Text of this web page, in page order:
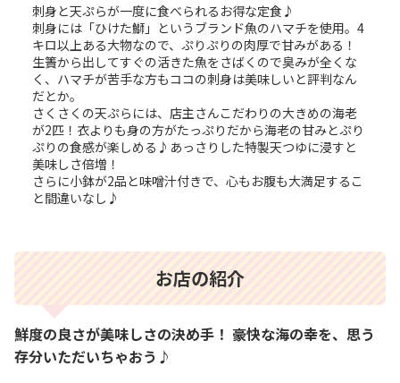
刺身と天ぷらが一度に食べられるお得な定食♪
刺身には「ひけた鰤」というブランド魚のハマチを使用。4
キロ以上ある大物なので、ぷりぷりの肉厚で甘みがある！
生簀から出してすぐの活きた魚をさばくので臭みが全くな
く、ハマチが苦手な方もココの刺身は美味しいと評判なん
だとか。
さくさくの天ぷらには、店主さんこだわりの大きめの海老
が2匹！衣よりも身の方がたっぷりだから海老の甘みとぷり
ぷりの食感が楽しめる♪あっさりした特製天つゆに浸すと
美味しさ倍増！
さらに小鉢が2品と味噌汁付きで、心もお腹も大満足するこ
と間違いなし♪
お店の紹介
鮮度の良さが美味しさの決め手！ 豪快な海の幸を、思う
存分いただいちゃおう♪